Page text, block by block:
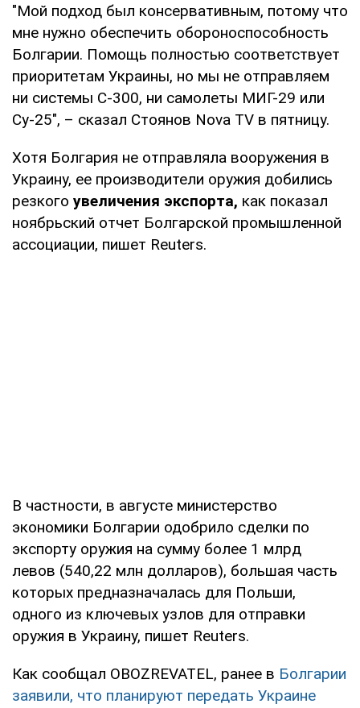
"Мой подход был консервативным, потому что
мне нужно обеспечить обороноспособность
Болгарии. Помощь полностью соответствует
приоритетам Украины, но мы не отправляем
ни системы С-300, ни самолеты МИГ-29 или
Су-25", – сказал Стоянов Nova TV в пятницу.
Хотя Болгария не отправляла вооружения в
Украину, ее производители оружия добились
резкого увеличения экспорта, как показал
ноябрьский отчет Болгарской промышленной
ассоциации, пишет Reuters.
В частности, в августе министерство
экономики Болгарии одобрило сделки по
экспорту оружия на сумму более 1 млрд
левов (540,22 млн долларов), большая часть
которых предназначалась для Польши,
одного из ключевых узлов для отправки
оружия в Украину, пишет Reuters.
Как сообщал OBOZREVATEL, ранее в Болгарии
заявили, что планируют передать Украине